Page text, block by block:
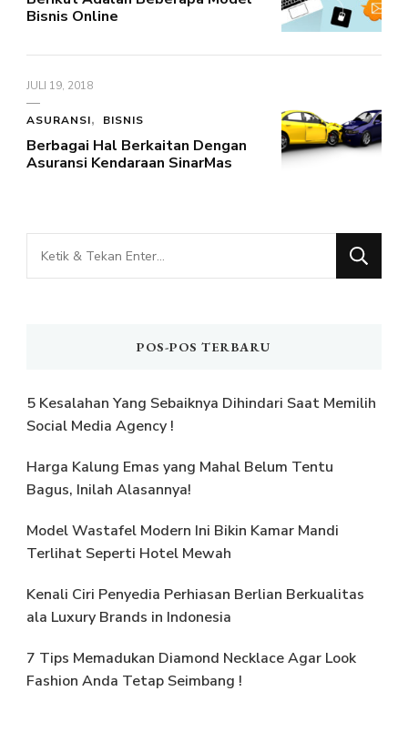
Bisnis Online
JULI 19, 2018
ASURANSI BISNIS
Berbagai Hal Berkaitan Dengan
Asuransi Kendaraan SinarMas
Mencari
Sesuatu?
POS-POS TERBARU
5 Kesalahan Yang Sebaiknya Dihindari Saat Memilih
Social Media Agency !
Harga Kalung Emas yang Mahal Belum Tentu
Bagus, Inilah Alasannya!
Model Wastafel Modern Ini Bikin Kamar Mandi
Terlihat Seperti Hotel Mewah
Kenali Ciri Penyedia Perhiasan Berlian Berkualitas
ala Luxury Brands in Indonesia
7 Tips Memadukan Diamond Necklace Agar Look
Fashion Anda Tetap Seimbang !